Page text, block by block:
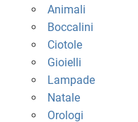
Animali
Boccalini
Ciotole
Gioielli
Lampade
Natale
Orologi